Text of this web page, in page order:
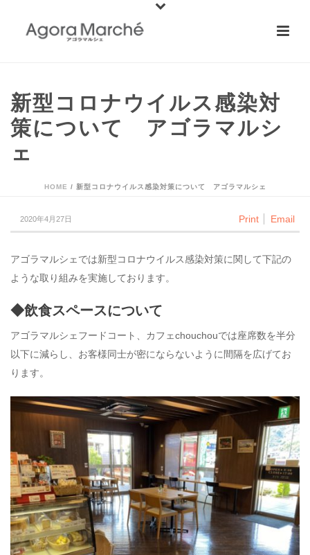
新型コロナウイルス感染対
策について アゴラマルシ
ェ
HOME / 新型コロナウイルス感染対策について アゴラマルシェ
Print Email
2020年4月27日
アゴラマルシェでは新型コロナウイルス感染対策に関して下記の
ような取り組みを実施しております。
◆飲食スペースについて
アゴラマルシェフードコート、カフェchouchouでは座席数を半分
以下に減らし、お客様同士が密にならないように間隔を広げてお
ります。